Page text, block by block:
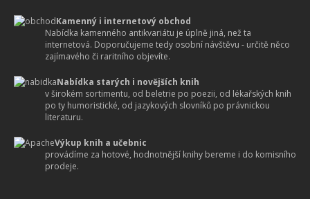
Kamenný i internetový obchod
Nabídka kamenného antikvariátu je úplně jiná, než ta
internetová. Doporučujeme tedy osobní návštěvu - určitě něco
zajímavého či raritního objevíte.
Nabídka starých i novějších knih
v širokém sortimentu, od beletrie po poezii, od lékařských knih
po ty humoristické, od jazykových slovníků po právnickou
literaturu.
Výkup knih a učebnic
provádíme za hotové, hodnotnější knihy bereme i do komisního
prodeje.